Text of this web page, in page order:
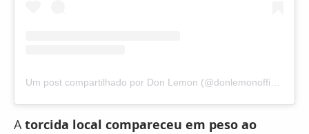
Atorcida local compareceu em peso ao